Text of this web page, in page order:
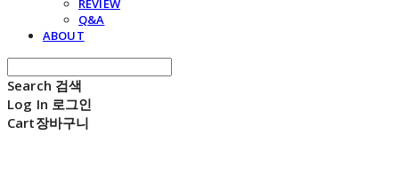
REVIEW
Q&A
ABOUT
Search 검색
Log In 로그인
Cart장바구니